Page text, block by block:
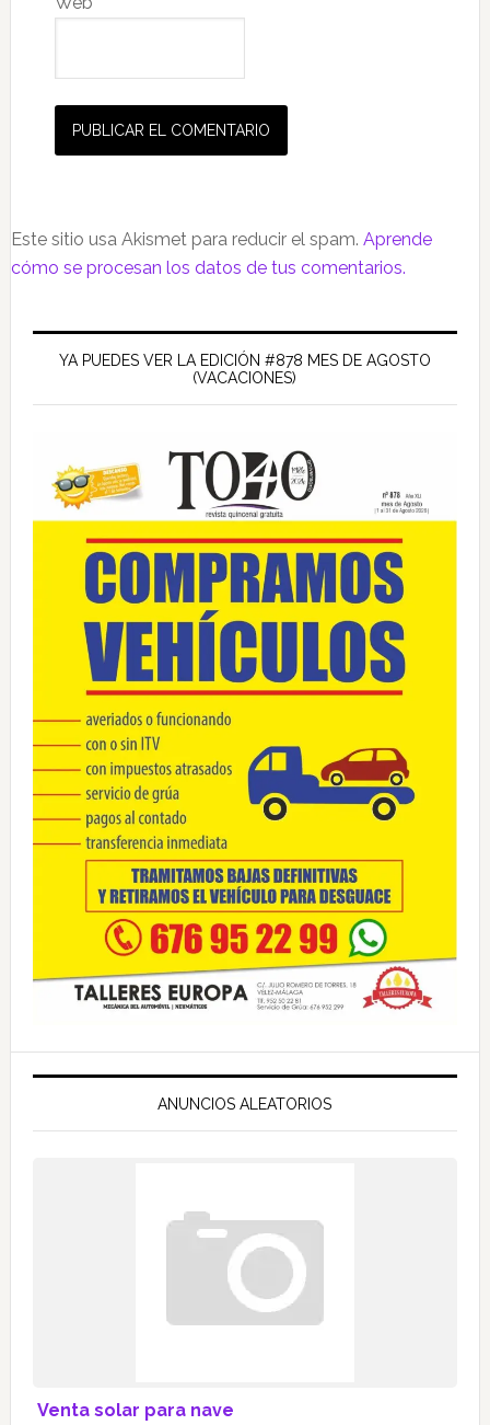
Este sitio usa Akismet para reducir el spam. Aprende
cómo se procesan los datos de tus comentarios.
Barra
lateral
principal
YA PUEDES VER LA EDICIÓN #878 MES DE AGOSTO
(VACACIONES)
ANUNCIOS ALEATORIOS
Venta solar para nave